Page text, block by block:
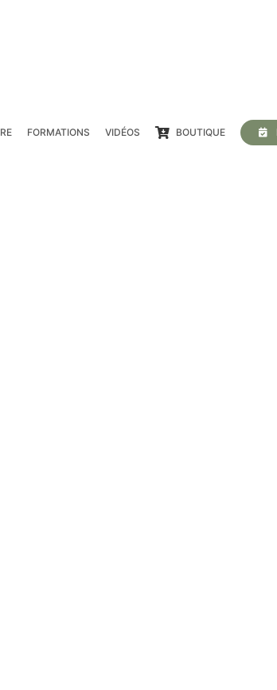
FORMATIONS VIDÉOS BOUTIQUE